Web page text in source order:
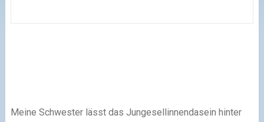
Meine Schwester lässt das Jungesellinnendasein hinter